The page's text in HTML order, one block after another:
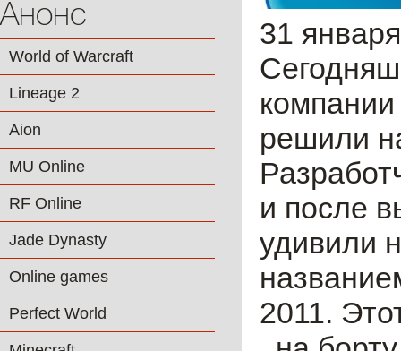
Анонс
World of Warcraft
Lineage 2
Aion
MU Online
RF Online
Jade Dynasty
Online games
Perfect World
31
решили
и после
удивили
2011.